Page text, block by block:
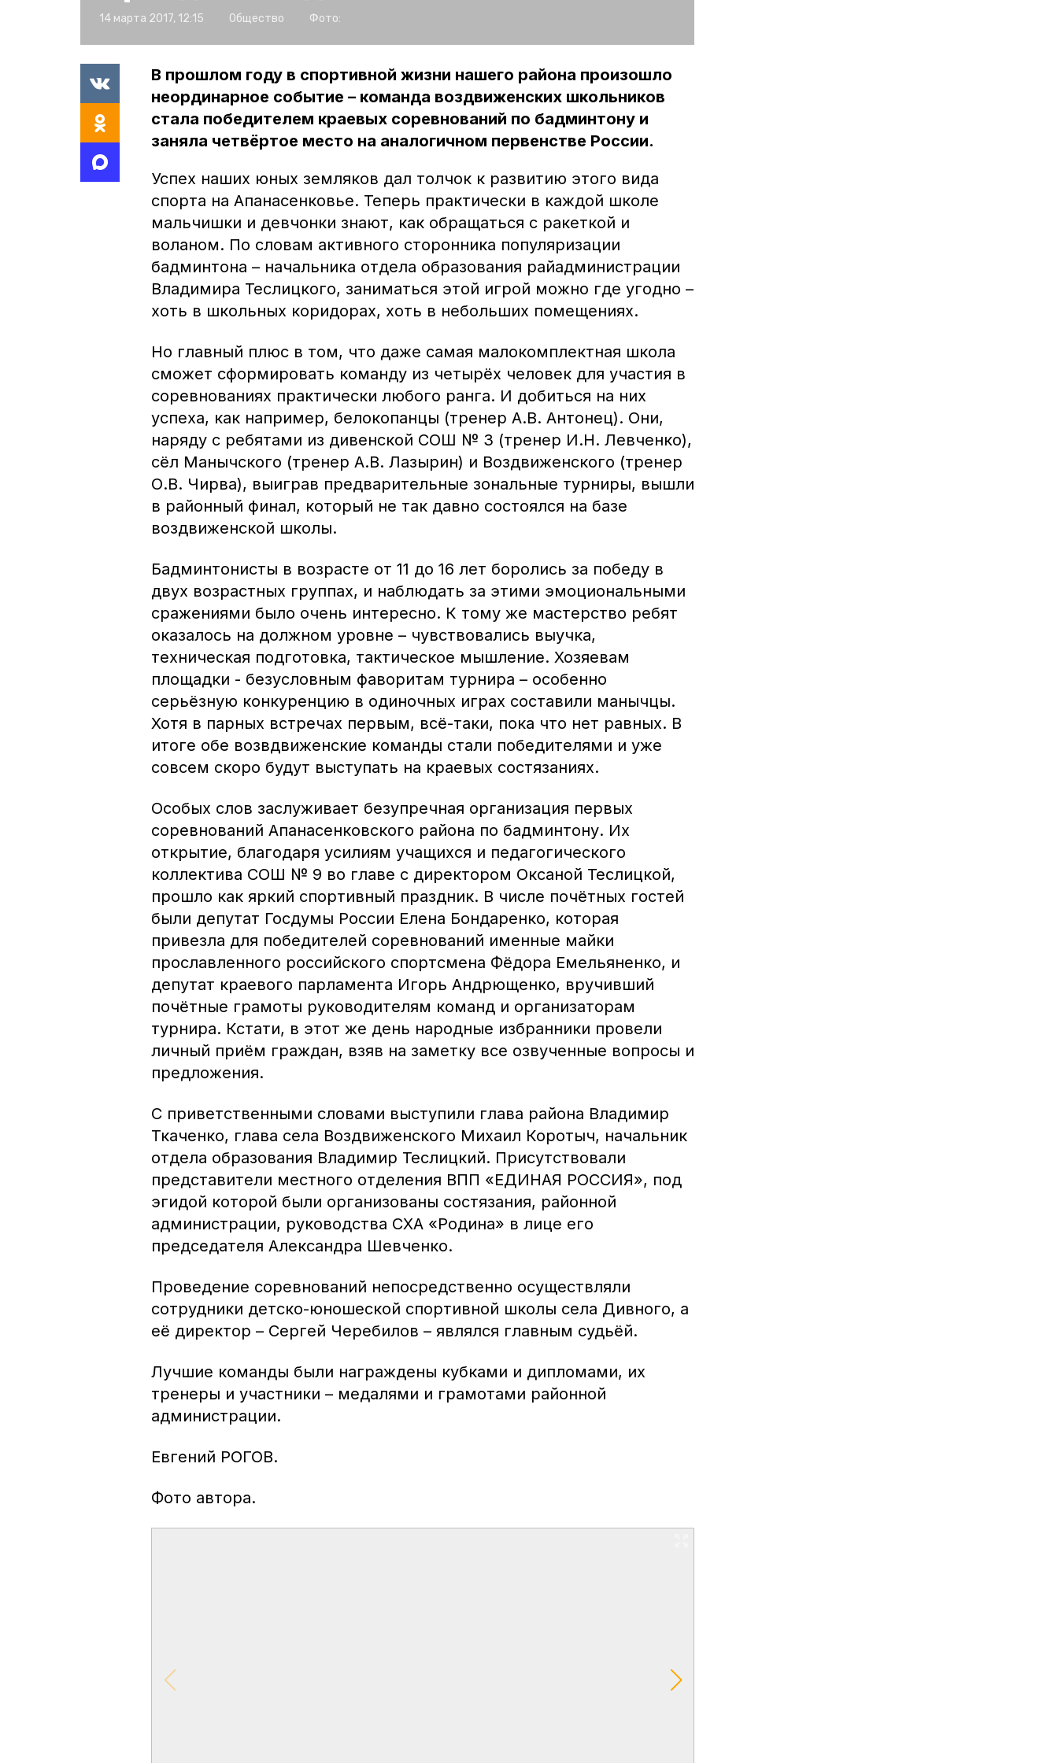
14 марта 2017, 12:15 Общество Фото:
В прошлом году в спортивной жизни нашего района произошло
неординарное событие – команда воздвиженских школьников
стала победителем краевых соревнований по бадминтону и
заняла четвёртое место на аналогичном первенстве России.
Успех наших юных земляков дал толчок к развитию этого вида
спорта на Апанасенковье. Теперь практически в каждой школе
мальчишки и девчонки знают, как обращаться с ракеткой и
воланом. По словам активного сторонника популяризации
бадминтона – начальника отдела образования райадминистрации
Владимира Теслицкого, заниматься этой игрой можно где угодно –
хоть в школьных коридорах, хоть в небольших помещениях.
Но главный плюс в том, что даже самая малокомплектная школа
сможет сформировать команду из четырёх человек для участия в
соревнованиях практически любого ранга. И добиться на них
успеха, как например, белокопанцы (тренер А.В. Антонец). Они,
наряду с ребятами из дивенской СОШ № 3 (тренер И.Н. Левченко),
сёл Манычского (тренер А.В. Лазырин) и Воздвиженского (тренер
О.В. Чирва), выиграв предварительные зональные турниры, вышли
в районный финал, который не так давно состоялся на базе
воздвиженской школы.
Бадминтонисты в возрасте от 11 до 16 лет боролись за победу в
двух возрастных группах, и наблюдать за этими эмоциональными
сражениями было очень интересно. К тому же мастерство ребят
оказалось на должном уровне – чувствовались выучка,
техническая подготовка, тактическое мышление. Хозяевам
площадки - безусловным фаворитам турнира – особенно
серьёзную конкуренцию в одиночных играх составили манычцы.
Хотя в парных встречах первым, всё-таки, пока что нет равных. В
итоге обе возвдвиженские команды стали победителями и уже
совсем скоро будут выступать на краевых состязаниях.
Особых слов заслуживает безупречная организация первых
соревнований Апанасенковского района по бадминтону. Их
открытие, благодаря усилиям учащихся и педагогического
коллектива СОШ № 9 во главе с директором Оксаной Теслицкой,
прошло как яркий спортивный праздник. В числе почётных гостей
были депутат Госдумы России Елена Бондаренко, которая
привезла для победителей соревнований именные майки
прославленного российского спортсмена Фёдора Емельяненко, и
депутат краевого парламента Игорь Андрющенко, вручивший
почётные грамоты руководителям команд и организаторам
турнира. Кстати, в этот же день народные избранники провели
личный приём граждан, взяв на заметку все озвученные вопросы и
предложения.
С приветственными словами выступили глава района Владимир
Ткаченко, глава села Воздвиженского Михаил Коротыч, начальник
отдела образования Владимир Теслицкий. Присутствовали
представители местного отделения ВПП «ЕДИНАЯ РОССИЯ», под
эгидой которой были организованы состязания, районной
администрации, руководства СХА «Родина» в лице его
председателя Александра Шевченко.
Проведение соревнований непосредственно осуществляли
сотрудники детско-юношеской спортивной школы села Дивного, а
её директор – Сергей Черебилов – являлся главным судьёй.
Лучшие команды были награждены кубками и дипломами, их
тренеры и участники – медалями и грамотами районной
администрации.
Евгений РОГОВ.
Фото автора.